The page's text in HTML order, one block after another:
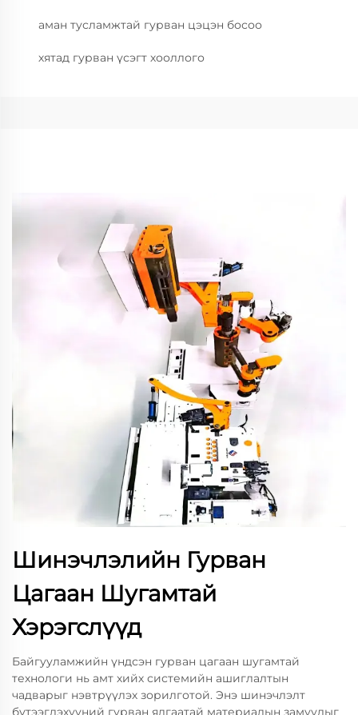
аман тусламжтай гурван цэцэн босоо
хятад гурван үсэгт хооллого
Шинэчлэлийн Гурван
Цагаан Шугамтай
Хэрэгслүүд
Байгууламжийн үндсэн гурван цагаан шугамтай
технологи нь амт хийх системийн ашиглалтын
чадварыг нэвтрүүлэх зорилготой. Энэ шинэчлэлт
бүтээгдэхүүний гурван ялгаатай материалын замуудыг